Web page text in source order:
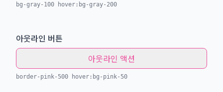
bg-gray-100 hover:bg-gray-200
아웃라인 버튼
아웃라인 액션
border-pink-500 hover:bg-pink-50